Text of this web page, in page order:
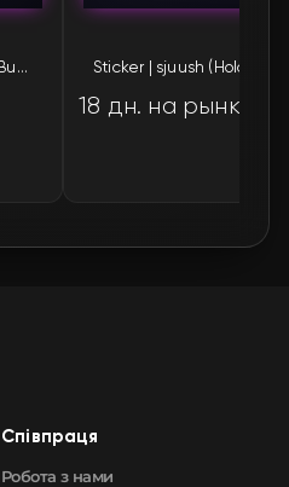
$5.81🛒
Sticker | sjuush (Holo) | Budapest 2025
18 дн. на рынке
Cпівпраця
Робота з нами